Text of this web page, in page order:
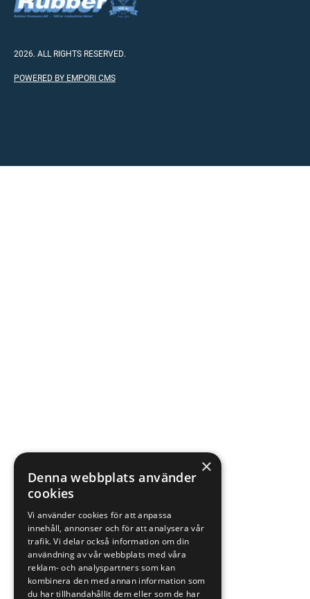
2026. ALL RIGHTS RESERVED.
POWERED BY EMPORI CMS
×
Denna webbplats använder
cookies
Vi använder cookies för att anpassa
innehåll, annonser och för att analysera vår
trafik. Vi delar också information om din
användning av vår webbplats med våra
reklam- och analyspartners som kan
kombinera den med annan information som
du har tillhandahållit dem eller som de har